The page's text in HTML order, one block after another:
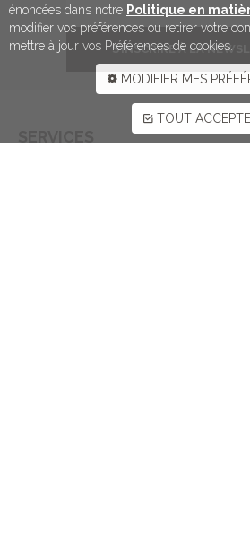
S’INSCRIRE À LA
énoncées dans notre Politique en
modifier vos préférences ou retirer votre
mettre à jour vos Préférences de cookies.
MODIFIER MES
TOUT